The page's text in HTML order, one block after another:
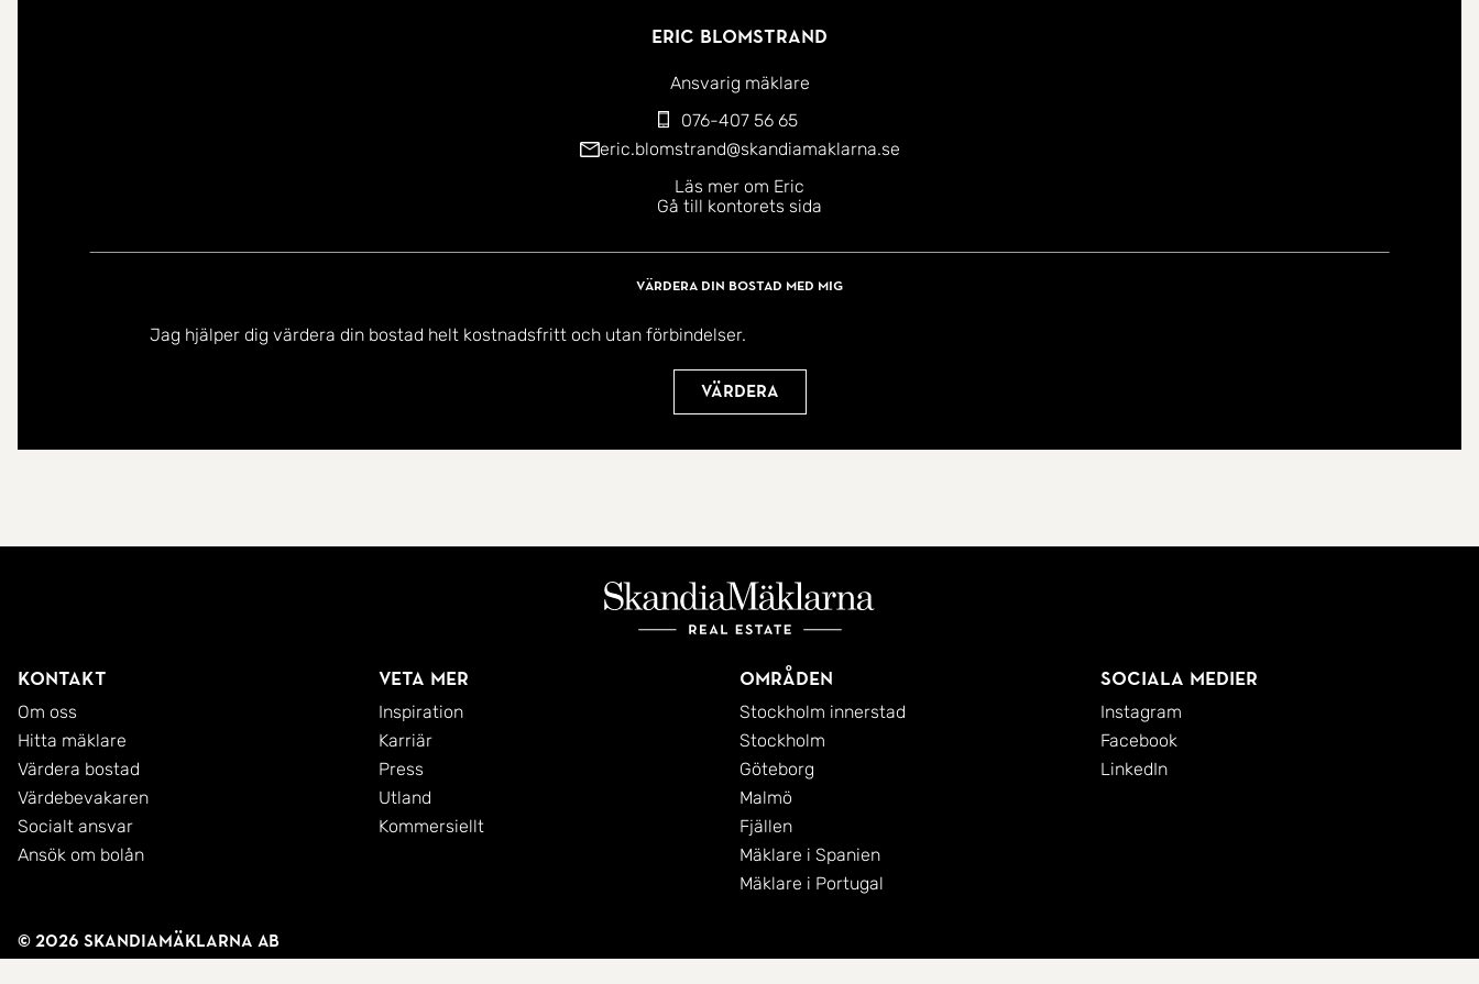
Eric Blomstrand
Ansvarig mäklare
076-407 56 65
eric.blomstrand@skandiamaklarna.se
Läs mer om Eric
Gå till kontorets sida
Värdera din bostad med mig
Jag hjälper dig värdera din bostad helt kostnadsfritt och utan förbindelser.
Värdera
Kontakt
Om oss
Hitta mäklare
Värdera bostad
Värdebevakaren
Socialt ansvar
Ansök om bolån
Veta mer
Inspiration
Karriär
Press
Utland
Kommersiellt
Områden
Stockholm innerstad
Stockholm
Göteborg
Malmö
Fjällen
Mäklare i Spanien
Mäklare i Portugal
Sociala medier
Instagram
Facebook
LinkedIn
© 2026 SkandiaMäklarna AB